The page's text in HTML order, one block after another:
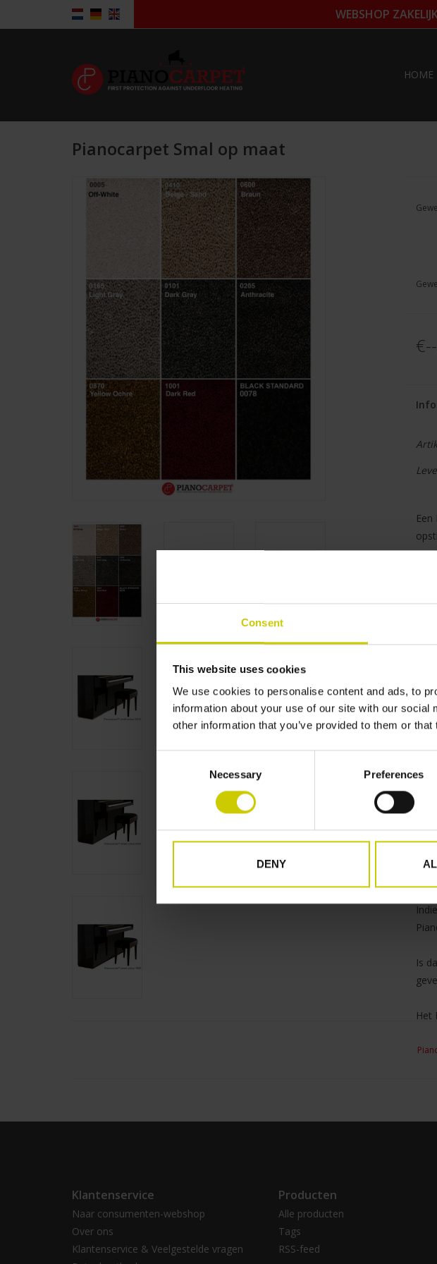
Consent
This website uses cookies
We use cookies to personalise content and ads, to
information about your use of our site with our
other information that you’ve provided to them or
Necessary Preferences
DENY
WEBSHOP
HOME
Pianocarpet Smal op maat
en
uw
Via
Bij
Is
Het
Klantenservice
Naar consumenten-webshop
Over ons
Klantenservice & Veelgestelde vragen
Producten
Alle producten
Tags
RSS-feed